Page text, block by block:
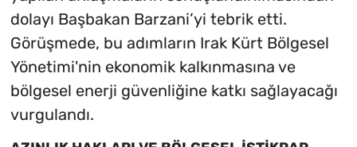
dolayı Başbakan Barzani’yi tebrik etti.
Görüşmede, bu adımların Irak Kürt Bölgesel
Yönetimi'nin ekonomik kalkınmasına ve
bölgesel enerji güvenliğine katkı sağlayacağı
vurgulandı.